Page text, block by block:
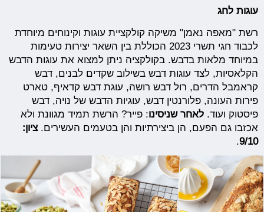
עוגות לחג
רשת "מאפה נאמן" משיקה קולקציית עוגות וקינוחים מיוחדת
לכבוד חגי תשרי 2023 הכוללת בין השאר יצירות טעימות
במיוחד מלאות בדבש. בקולקציה ניתן למצוא את עוגות הדבש
הקלאסיות, לצד עוגות דבש בשילוב שקדים לבנים, דבש
קראמבל הדרים, רול דבש רושה, עוגת דבש קדאיף, טארט
פירות העונה, פלורנטין דבש, עוגיות הדבש של נויה, דבש
פיסטוק ועוד.לאחר שניסינו: פייר? הרשת תמיד מגוונת ולא
אכזבו גם הפעם, הן ביצירתיות והן בטעמים העשירים. ציון:
9/10
.